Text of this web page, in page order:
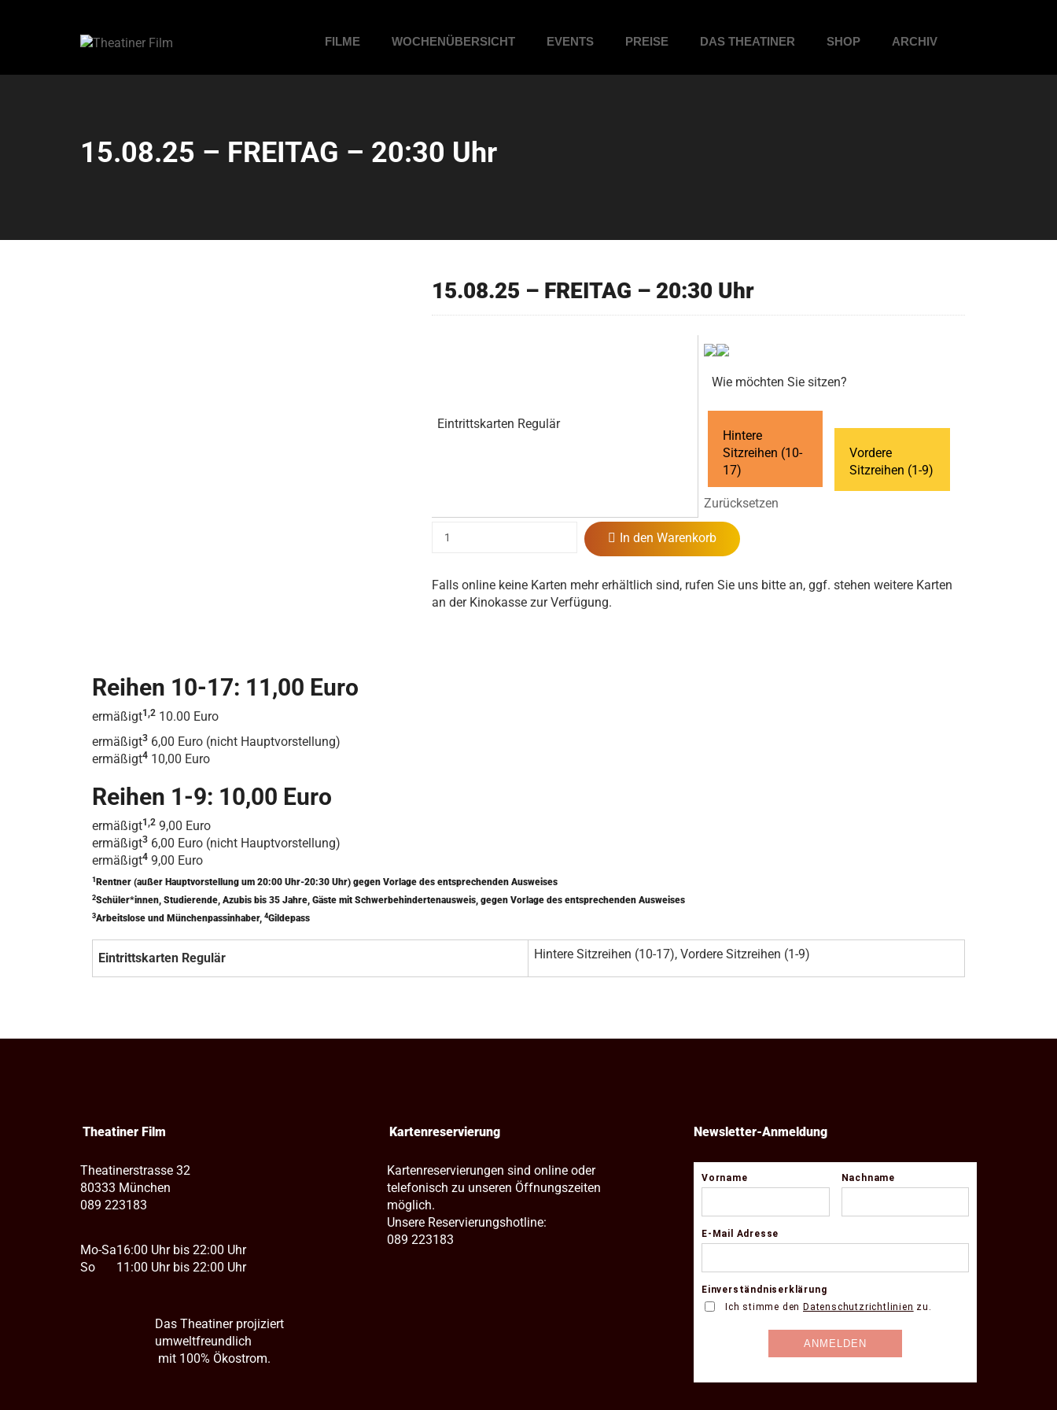
FILME WOCHENÜBERSICHT EVENTS PREISE DAS THEATINER SHOP ARCHIV
15.08.25 – FREITAG – 20:30 Uhr
15.08.25 – FREITAG – 20:30 Uhr
Eintrittskarten Regulär
Wie möchten Sie sitzen?
Hintere
Sitzreihen (10-
17)
Vordere
Sitzreihen (1-9)
Zurücksetzen
In den Warenkorb
Falls online keine Karten mehr erhältlich sind, rufen Sie uns bitte an, ggf. stehen weitere Karten
an der Kinokasse zur Verfügung.
Reihen 10-17: 11,00 Euro
ermäßigt1,2 10.00 Euro
ermäßigt3 6,00 Euro (nicht Hauptvorstellung)
ermäßigt4 10,00 Euro
Reihen 1-9: 10,00 Euro
ermäßigt1,2 9,00 Euro
ermäßigt3 6,00 Euro (nicht Hauptvorstellung)
ermäßigt4 9,00 Euro
1 Rentner (außer Hauptvorstellung um 20:00 Uhr-20:30 Uhr) gegen Vorlage des entsprechenden Ausweises
2Schüler*innen, Studierende, Azubis bis 35 Jahre, Gäste mit Schwerbehindertenausweis, gegen Vorlage des entsprechenden Ausweises
3Arbeitslose und Münchenpassinhaber, 4Gildepass
Eintrittskarten Regulär Hintere Sitzreihen (10-17), Vordere Sitzreihen (1-9)
Theatiner Film
Theatinerstrasse 32
80333 München
089 223183
Mo-Sa
So
16:00 Uhr bis 22:00 Uhr
11:00 Uhr bis 22:00 Uhr
Das Theatiner projiziert
umweltfreundlich
mit 100% Ökostrom.
Kartenreservierung
Kartenreservierungen sind online oder
telefonisch zu unseren Öffnungszeiten
möglich.
Unsere Reservierungshotline:
089 223183
Newsletter-Anmeldung